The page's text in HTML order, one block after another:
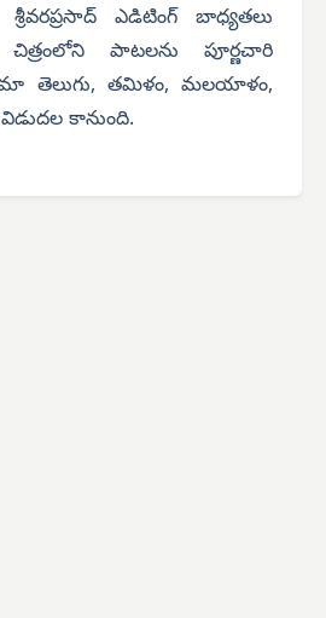
ఎడిటింగ్ బాధ్యతలు
పాటలను పూర్ణచారి
తెలుగు, తమిళం, మలయాళం,
కానుంది.